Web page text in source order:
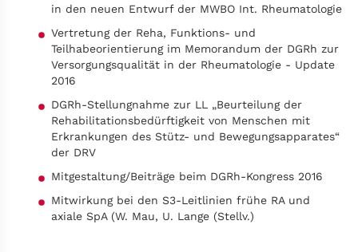
in den neuen Entwurf der MWBO Int. Rheumatologie
Vertretung der Reha, Funktions- und
Teilhabeorientierung im Memorandum der DGRh zur
Versorgungsqualität in der Rheumatologie - Update
2016
DGRh-Stellungnahme zur LL „Beurteilung der
Rehabilitationsbedürftigkeit von Menschen mit
Erkrankungen des Stütz- und Bewegungsapparates“
der DRV
Mitgestaltung/Beiträge beim DGRh-Kongress 2016
Mitwirkung bei den S3-Leitlinien frühe RA und
axiale SpA (W. Mau, U. Lange (Stellv.)